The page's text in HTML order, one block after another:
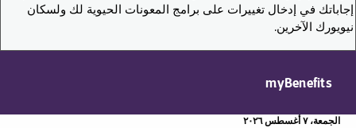
إجاباتك في إدخال تغييرات على برامج المعونات الحيوية لك ولسكان
نيويورك الآخرين.
myBenefits
الجمعة، ٧ أغسطس ٢٠٢٦